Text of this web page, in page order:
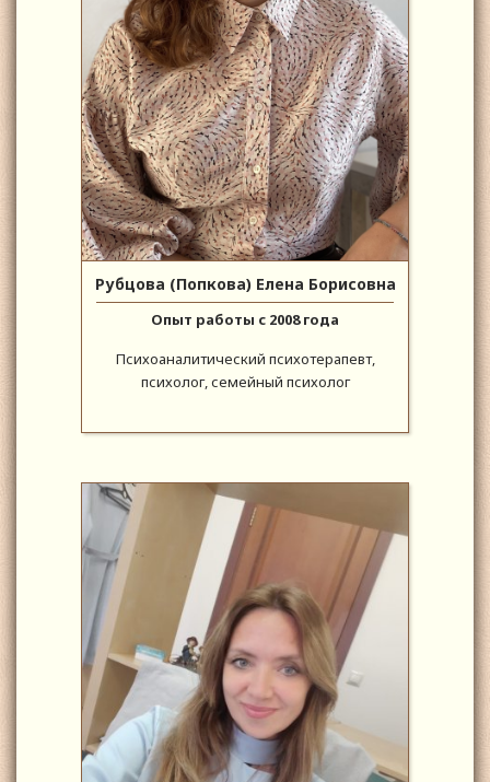
Рубцова (Попкова) Елена Борисовна
Опыт работы с 2008 года
Психоаналитический психотерапевт,
психолог, семейный психолог